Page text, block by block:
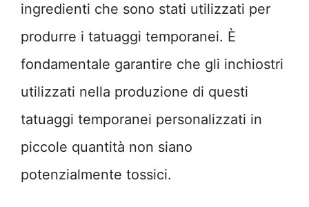
ingredienti che sono stati utilizzati per
produrre i tatuaggi temporanei. È
fondamentale garantire che gli inchiostri
utilizzati nella produzione di questi
tatuaggi temporanei personalizzati in
piccole quantità non siano
potenzialmente tossici.